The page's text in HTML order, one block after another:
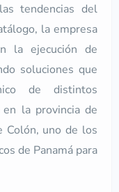
tendencias del
la empresa
la ejecución de
soluciones que
de distintos
la provincia de
Colón, uno de los
de Panamá para